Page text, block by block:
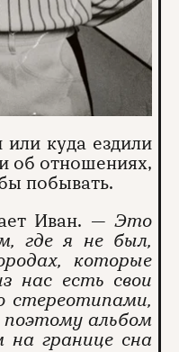
куда ездили
об отношениях,
побывать.
Иван. —Это
где я не был,
которые
нас есть свои
стереотипами,
альбом
границе сна